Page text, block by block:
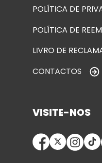
POLÍTICA DE
POLÍTICA DE
LIVRO DE
CONTACTOS
VISITE-NOS